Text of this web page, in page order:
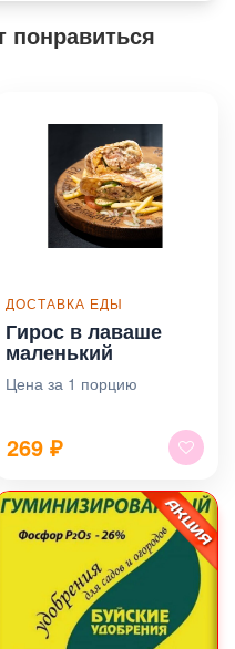
понравиться
ДОСТАВКА ЕДЫ
Гирос в лаваше
маленький
Цена за 1 порцию
269 ₽